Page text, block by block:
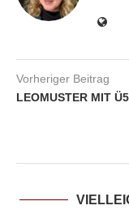
Vorheriger Beitrag
LEOMUSTER MIT